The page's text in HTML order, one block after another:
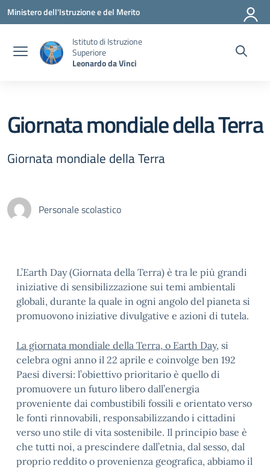
Vai ai contenuti
Vai al menu di navigazione
Vai al footer
Ministero dell'Istruzione e del Merito
Istituto di Istruzione
Superiore
Leonardo da Vinci
Giornata mondiale della Terra
Giornata mondiale della Terra
Personale scolastico
L’Earth Day (Giornata della Terra) è tra le più grandi
iniziative di sensibilizzazione sui temi ambientali
globali, durante la quale in ogni angolo del pianeta si
promuovono iniziative divulgative e azioni di tutela.
La giornata mondiale della Terra, o Earth Day, si
celebra ogni anno il 22 aprile e coinvolge ben 192
Paesi diversi: l’obiettivo prioritario è quello di
promuovere un futuro libero dall’energia
proveniente dai combustibili fossili e orientato verso
le fonti rinnovabili, responsabilizzando i cittadini
verso uno stile di vita sostenibile. Il principio base è
che tutti noi, a prescindere dall’etnia, dal sesso, dal
proprio reddito o provenienza geografica, abbiamo il